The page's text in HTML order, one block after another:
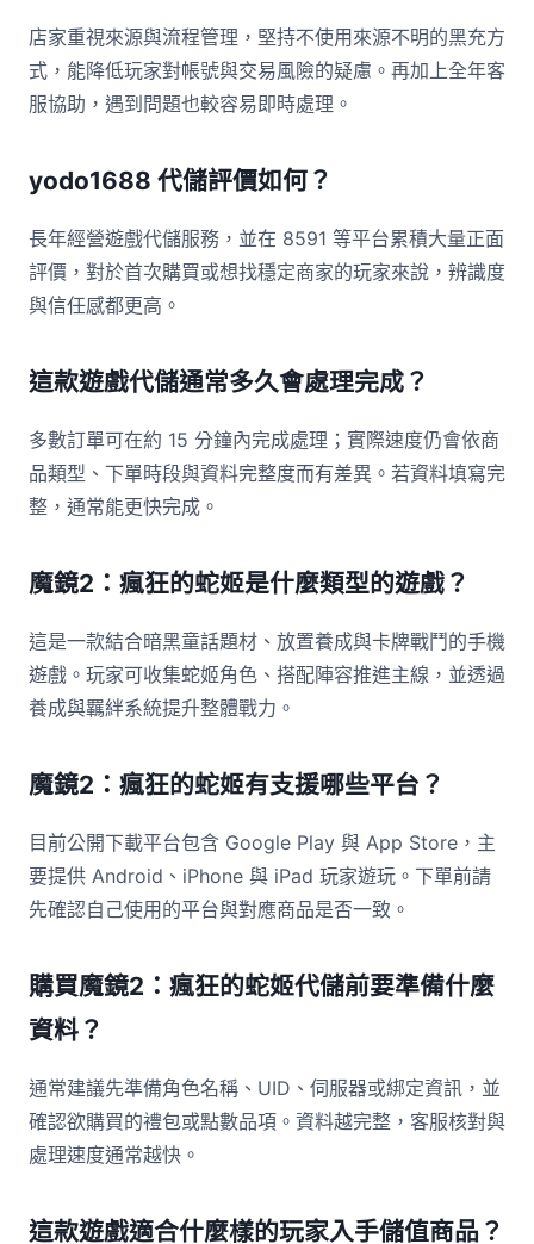
店家重視來源與流程管理，堅持不使用來源不明的黑充方
式，能降低玩家對帳號與交易風險的疑慮。再加上全年客
服協助，遇到問題也較容易即時處理。
yodo1688 代儲評價如何？
長年經營遊戲代儲服務，並在 8591 等平台累積大量正面
評價，對於首次購買或想找穩定商家的玩家來說，辨識度
與信任感都更高。
這款遊戲代儲通常多久會處理完成？
多數訂單可在約 15 分鐘內完成處理；實際速度仍會依商
品類型、下單時段與資料完整度而有差異。若資料填寫完
整，通常能更快完成。
魔鏡2：瘋狂的蛇姬是什麼類型的遊戲？
這是一款結合暗黑童話題材、放置養成與卡牌戰鬥的手機
遊戲。玩家可收集蛇姬角色、搭配陣容推進主線，並透過
養成與羈絆系統提升整體戰力。
魔鏡2：瘋狂的蛇姬有支援哪些平台？
目前公開下載平台包含 Google Play 與 App Store，主
要提供 Android、iPhone 與 iPad 玩家遊玩。下單前請
先確認自己使用的平台與對應商品是否一致。
購買魔鏡2：瘋狂的蛇姬代儲前要準備什麼
資料？
通常建議先準備角色名稱、UID、伺服器或綁定資訊，並
確認欲購買的禮包或點數品項。資料越完整，客服核對與
處理速度通常越快。
這款遊戲適合什麼樣的玩家入手儲值商品？